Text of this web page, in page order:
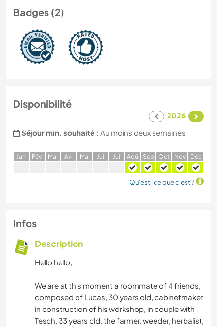
Badges (2)
Disponibilité
2026
Séjour min. souhaité : Au moins deux semaines
Jan Fév Mar Avr Mai Jui Jui Aoû Sep Oct Nov Déc
Qu'est-ce que c'est ?
Infos
Description
Hello hello,
We are at this moment a roommate of 4 friends,
composed of Lucas, 30 years old, cabinetmaker
in construction of his workshop, in couple with
Tesch, 33 years old, the farmer, weeder, herbalist,